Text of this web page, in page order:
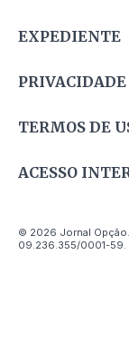
EXPEDIENTE
PRIVACIDADE
TERMOS DE
ACESSO
© 2026 Jornal
09.236.355/0001-59.